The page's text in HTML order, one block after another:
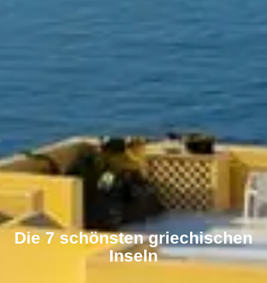
Die 7 schönsten griechischen
Inseln